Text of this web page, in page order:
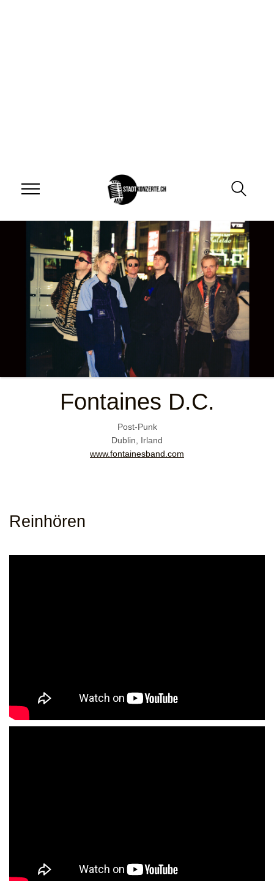
Fontaines D.C.
Post-Punk
Dublin, Irland
www.fontainesband.com
Reinhören